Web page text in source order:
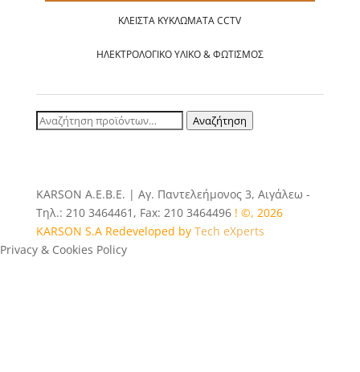
ΚΛΕΙΣΤΆ ΚΥΚΛΏΜΑΤΑ CCTV
ΗΛΕΚΤΡΟΛΟΓΙΚΌ ΥΛΙΚΌ & ΦΩΤΙΣΜΌΣ
Αναζήτηση
Αναζήτηση
ΚΑRSOΝ Α.E.B.E. | Αγ. Παντελεήμονος 3, Αιγάλεω -
Τηλ.: 210 3464461, Fax: 210 3464496! ©, 2026
KARSON S.A Redeveloped by Tech eXperts
Privacy & Cookies Policy